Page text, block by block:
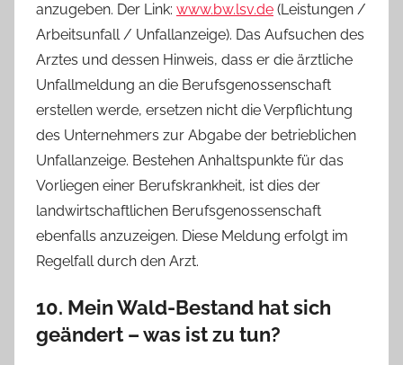
anzugeben. Der Link: www.bw.lsv.de (Leistungen /
Arbeitsunfall / Unfallanzeige). Das Aufsuchen des
Arztes und dessen Hinweis, dass er die ärztliche
Unfallmeldung an die Berufsgenossenschaft
erstellen werde, ersetzen nicht die Verpflichtung
des Unternehmers zur Abgabe der betrieblichen
Unfallanzeige. Bestehen Anhaltspunkte für das
Vorliegen einer Berufskrankheit, ist dies der
landwirtschaftlichen Berufsgenossenschaft
ebenfalls anzuzeigen. Diese Meldung erfolgt im
Regelfall durch den Arzt.
10. Mein Wald-Bestand hat sich
geändert – was ist zu tun?